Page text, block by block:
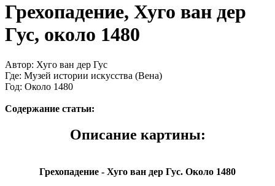
Грехопадение, Хуго ван дер
Гус, около 1480
Автор: Хуго ван дер Гус
Где: Музей истории искусства (Вена)
Год: Около 1480
Содержание статьи:
Описание картины:
Грехопадение - Хуго ван дер Гус. Около 1480